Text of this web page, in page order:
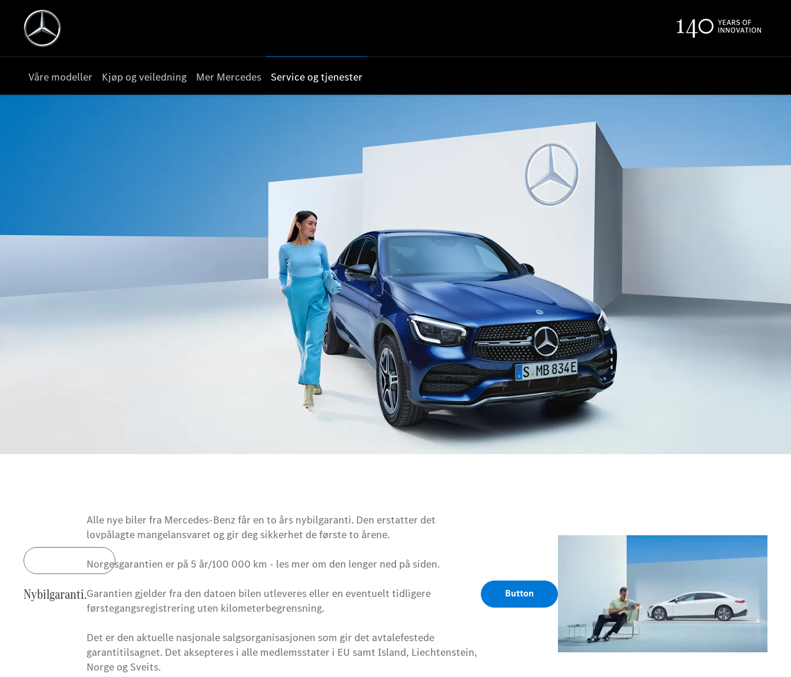
Våre modeller Kjøp og veiledning Mer Mercedes Service og tjenester
Garantert godt beskyttet.
Ta kontakt
Nybilgaranti.
Alle nye biler fra Mercedes-Benz får en to års nybilgaranti. Den erstatter det
lovpålagte mangelansvaret og gir deg sikkerhet de første to årene.
Norgesgarantien er på 5 år/100 000 km - les mer om den lenger ned på siden.
Garantien gjelder fra den datoen bilen utleveres eller en eventuelt tidligere
førstegangsregistrering uten kilometerbegrensning.
Det er den aktuelle nasjonale salgsorganisasjonen som gir det avtalefestede
garantitilsagnet. Det aksepteres i alle medlemsstater i EU samt Island, Liechtenstein,
Norge og Sveits.
Button